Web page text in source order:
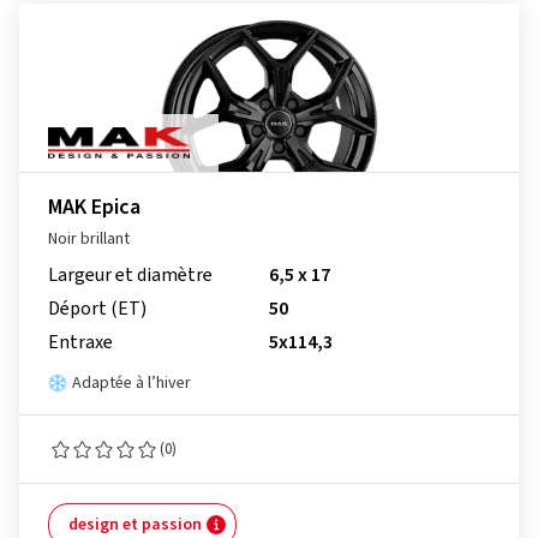
MAK Epica
Noir brillant
Largeur et diamètre
6,5 x 17
Déport (ET)
50
Entraxe
5x114,3
Adaptée à l’hiver
(0)
design et passion